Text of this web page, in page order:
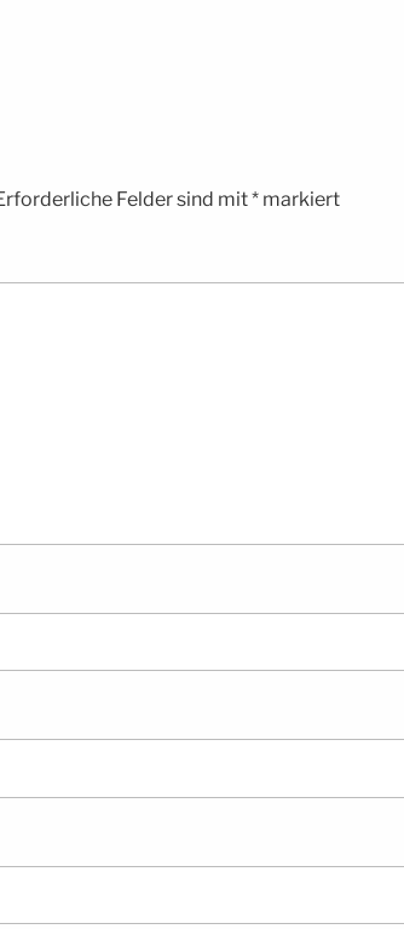
Felder sind mit* markiert